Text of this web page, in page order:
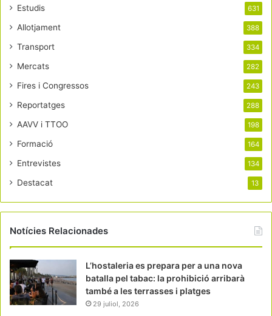
Estudis 631
Allotjament 388
Transport 334
Mercats 282
Fires i Congressos 243
Reportatges 288
AAVV i TTOO 198
Formació 164
Entrevistes 134
Destacat 13
Notícies Relacionades
L’hostaleria es prepara per a una nova
batalla pel tabac: la prohibició arribarà
també a les terrasses i platges
29 juliol, 2026